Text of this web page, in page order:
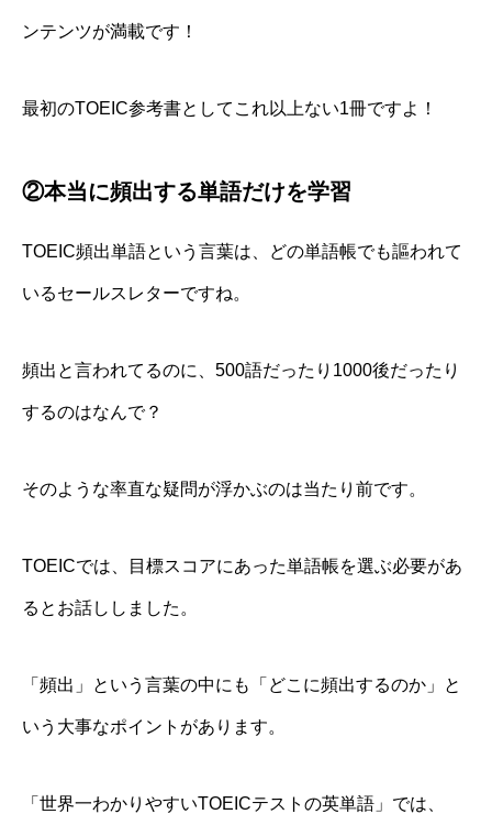
ンテンツが満載です！
最初のTOEIC参考書としてこれ以上ない1冊ですよ！
②本当に頻出する単語だけを学習
TOEIC頻出単語という言葉は、どの単語帳でも謳われて
いるセールスレターですね。
頻出と言われてるのに、500語だったり1000後だったり
するのはなんで？
そのような率直な疑問が浮かぶのは当たり前です。
TOEICでは、 目標スコアにあった単語帳を選ぶ必要があ
る とお話ししました。
「頻出」という言葉の中にも「どこに頻出するのか」と
いう大事なポイントがあります。
「世界一わかりやすいTOEICテストの英単語」では、